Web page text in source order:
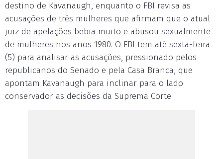
destino de Kavanaugh, enquanto o FBI revisa as
acusações de três mulheres que afirmam que o atual
juiz de apelações bebia muito e abusou sexualmente
de mulheres nos anos 1980. O FBI tem até sexta-feira
(5) para analisar as acusações, pressionado pelos
republicanos do Senado e pela Casa Branca, que
apontam Kavanaugh para inclinar para o lado
conservador as decisões da Suprema Corte.